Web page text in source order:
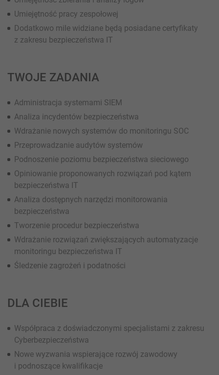
Umiejętność pracy zespołowej
Dodatkowo mile widziane będą posiadane certyfikaty
z zakresu bezpieczeństwa IT
TWOJE ZADANIA
Administracja systemami SIEM
Analiza incydentów bezpieczeństwa
Wdrażanie nowych systemów do monitoringu SOC
Przeprowadzanie audytów systemów
Podnoszenie poziomu bezpieczeństwa sieciowego
Opiniowanie proponowanych rozwiązań pod kątem
bezpieczeństwa IT
Analiza dostępnych narzędzi monitorowania
bezpieczeństwa
Tworzenie procedur bezpieczeństwa
Wdrażanie rozwiązań zwiększających automatyzacje
monitoringu bezpieczeństwa IT
Śledzenie zagrożeń i podatności
DLA CIEBIE
Współpraca z doświadczonymi specjalistami z zakresu
Cyberbezpieczeństwa
Nowe wyzwania wspierające rozwój zawodowy
i podnoszące kwalifikacje